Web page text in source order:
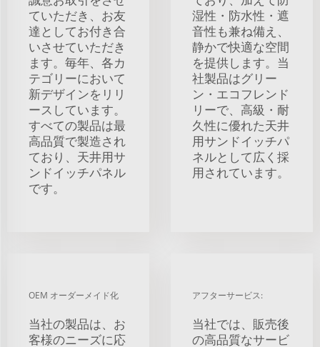
ていただき、お友
達としてお付き合
いさせていただき
ます。毎年、各カ
テゴリーにおいて
新デザインをリリ
ースしています。
すべての製品は最
高品質で製造され
ており、天井用サ
ンドイッチパネル
です。
湿性・防水性・遮
音性も兼ね備え、
静かで快適な空間
を提供します。当
社製品はグリー
ン・エコフレンド
リーで、高級・耐
久性に優れた天井
用サンドイッチパ
ネルとして広く採
用されています。
OEM オーダーメイド化
当社の製品は、お
客様のニーズに応
アフターサービス:
当社では、販売後
の高品質なサービ